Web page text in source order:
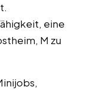
eine
M zu